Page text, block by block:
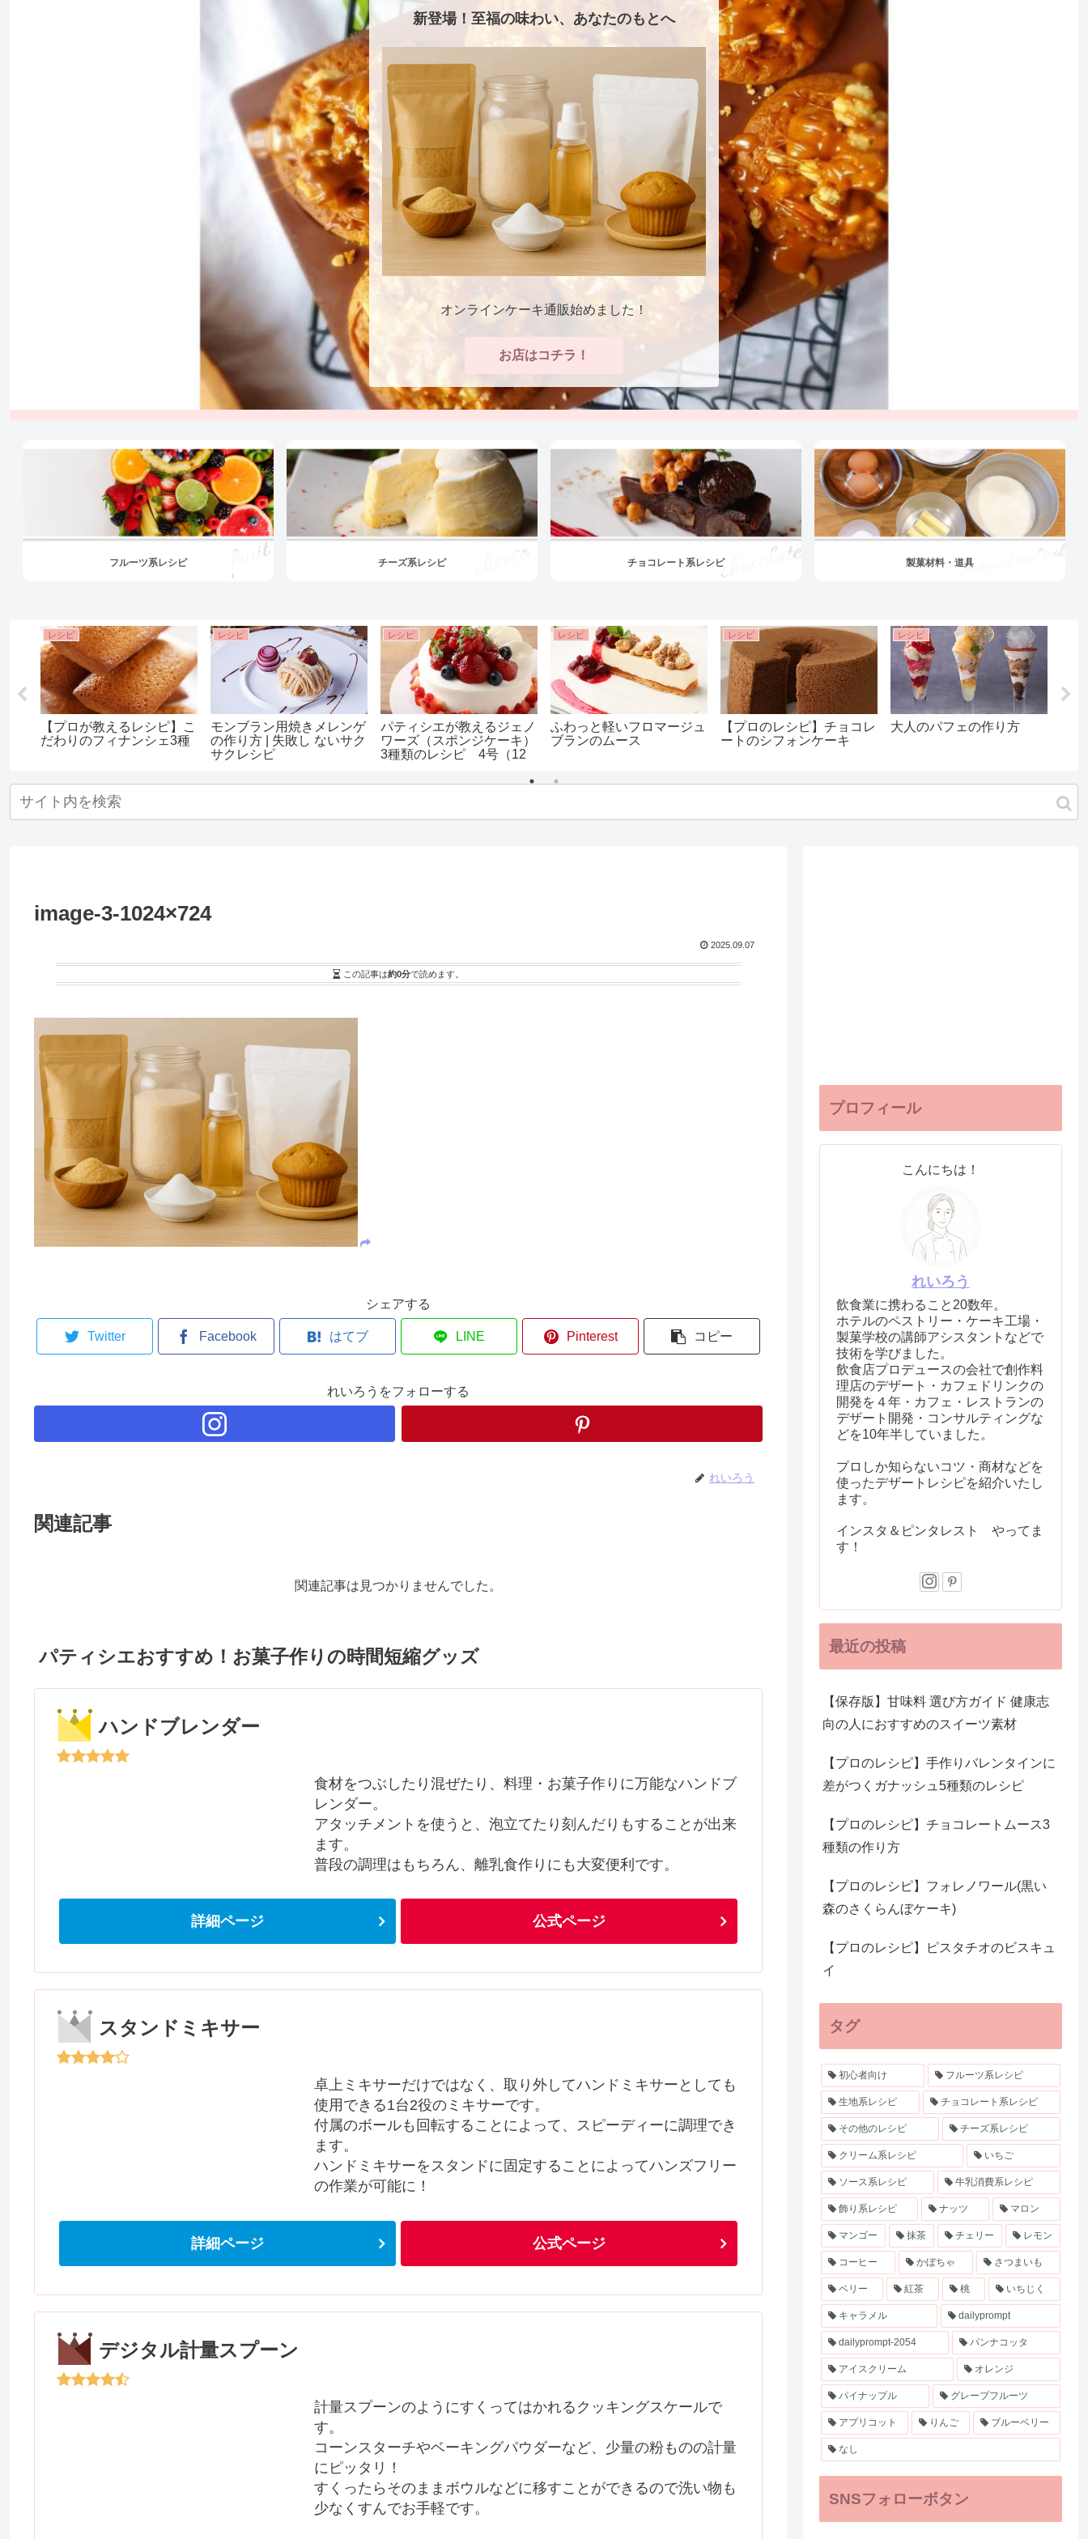
新登場！至福の味わい、あなたのもとへ
オンラインケーキ通販始めました！
お店はコチラ！
フルーツ系レシピ チーズ系レシピ チョコレート系レシピ 製菓材料・道具
レシピ
【プロが教えるレシピ】こ
だわりのフィナンシェ3種
レシピ
モンブラン用焼きメレンゲ
の作り方 | 失敗し ないサク
サクレシピ
レシピ
パティシエが教えるジェノ
ワーズ（スポンジケーキ）
3種類のレシピ 4号（12
チ）までサイズごとの配合
レシピ
ふわっと軽いフロマージュ
ブランのムース
レシピ
【プロのレシピ】チョコレ
ートのシフォンケーキ
レシピ
大人のパフェの作り方
image-3-1024×724
2025.09.07
この記事は約0分で読めます。
シェアする
Twitter Facebook はてブ LINE Pinterest コピー
れいろうをフォローする
れいろう
関連記事
関連記事は見つかりませんでした。
パティシエおすすめ！お菓子作りの時間短縮グッズ
ハンドブレンダー
食材をつぶしたり混ぜたり、料理・お菓子作りに万能なハンドブ
レンダー。
アタッチメントを使うと、泡立てたり刻んだりもすることが出来
ます。
普段の調理はもちろん、離乳食作りにも大変便利です。
詳細ページ 公式ページ
スタンドミキサー
卓上ミキサーだけではなく、取り外してハンドミキサーとしても
使用できる1台2役のミキサーです。
付属のボールも回転することによって、スピーディーに調理でき
ます。
ハンドミキサーをスタンドに固定することによってハンズフリー
の作業が可能に！
詳細ページ 公式ページ
デジタル計量スプーン
計量スプーンのようにすくってはかれるクッキングスケールで
す。
コーンスターチやベーキングパウダーなど、少量の粉ものの計量
にピッタリ！
すくったらそのままボウルなどに移すことができるので洗い物も
少なくすんでお手軽です。
プロフィール
こんにちは！
れいろう
飲食業に携わること20数年。
ホテルのペストリー・ケーキ工場・
製菓学校の講師アシスタントなどで
技術を学びました。
飲食店プロデュースの会社で創作料
理店のデザート・カフェドリンクの
開発を４年・カフェ・レストランの
デザート開発・コンサルティングな
どを10年半していました。
プロしか知らないコツ・商材などを
使ったデザートレシピを紹介いたし
ます。
インスタ＆ピンタレスト やってま
す！
最近の投稿
【保存版】甘味料 選び方ガイド 健康志
向の人におすすめのスイーツ素材
【プロのレシピ】手作りバレンタインに
差がつくガナッシュ5種類のレシピ
【プロのレシピ】チョコレートムース3
種類の作り方
【プロのレシピ】フォレノワール(黒い
森のさくらんぼケーキ)
【プロのレシピ】ピスタチオのビスキュ
イ
タグ
初心者向け フルーツ系レシピ
生地系レシピ チョコレート系レシピ
その他のレシピ チーズ系レシピ
クリーム系レシピ いちご
ソース系レシピ 牛乳消費系レシピ
飾り系レシピ ナッツ マロン
マンゴー 抹茶 チェリー レモン
コーヒー かぼちゃ さつまいも
ベリー 紅茶 桃 いちじく
キャラメル dailyprompt
dailyprompt-2054 パンナコッタ
アイスクリーム オレンジ
パイナップル グレープフルーツ
アプリコット りんご ブルーベリー
なし
SNSフォローボタン